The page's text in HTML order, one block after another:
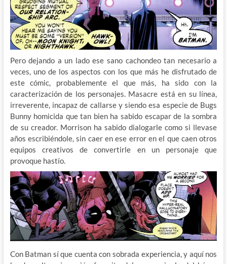
Pero dejando a un lado ese sano cachondeo tan necesario a
veces, uno de los aspectos con los que más he disfrutado de
este cómic, probablemente el que más, ha sido con la
caracterización de los personajes. Masacre está en su línea,
irreverente, incapaz de callarse y siendo esa especie de Bugs
Bunny homicida que tan bien ha sabido escapar de la sombra
de su creador. Morrison ha sabido dialogarle como si llevase
años escribiéndole, sin caer en ese error en el que caen otros
equipos creativos de convertirle en un personaje que
provoque hastío.
Con Batman sí que cuenta con sobrada experiencia, y aquí nos